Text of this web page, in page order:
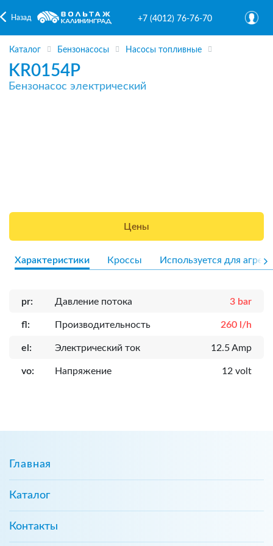
Назад +7 (4012) 76-76-70
Каталог Бензонасосы Насосы топливные
KR0154P
Бензонасос электрический
Цены
Характеристики Кроссы Используется для
pr: Давление потока 3 bar
fl: Производительность 260 l/h
el: Электрический ток 12.5 Amp
vo: Напряжение 12 volt
Главная
Каталог
Контакты